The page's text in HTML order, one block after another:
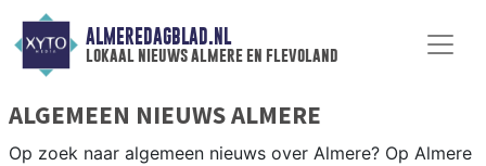
ALMEREDAGBLAD.NL
lokaal nieuws almere en flevoland
ALGEMEEN NIEUWS ALMERE
Op zoek naar algemeen nieuws over Almere? Op Almere